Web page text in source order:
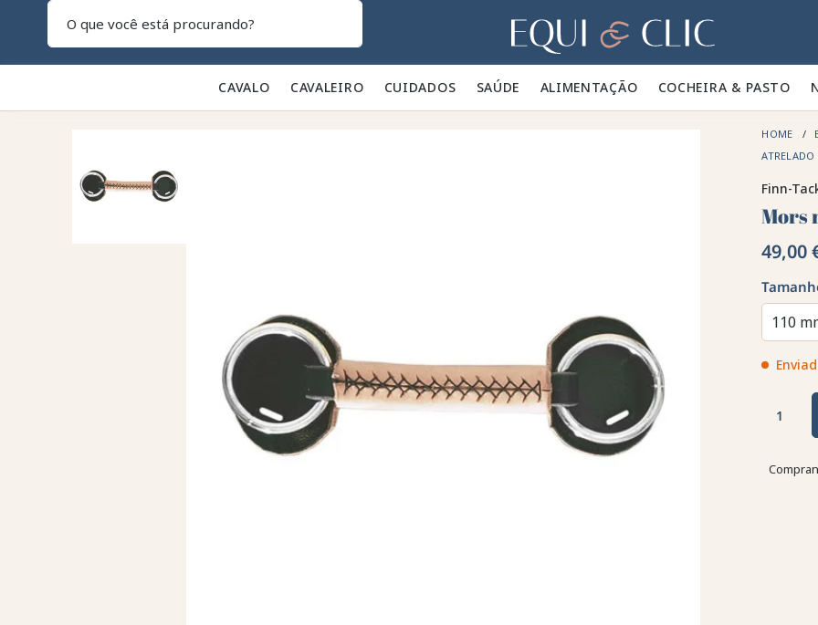
Lar
CAVALO 🐎 CAVALEIRO 👕 CUIDADOS 🪮 SAÚDE ✨ ALIMENTAÇÃO 🥕 COCHEIRA & PASTO 🍃
HOME
ATRELADO
Finn-
Mors
49,00
110